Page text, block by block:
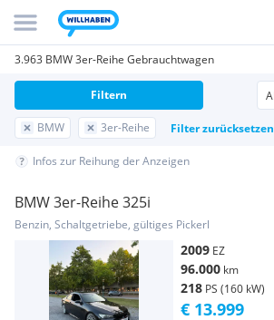
3.963 BMW 3er-Reihe Gebrauchtwagen
BMW 3er-Reihe Filter zurücksetzen
Filtern
Infos zur Reihung der Anzeigen
BMW 3er-Reihe 325i
Benzin, Schaltgetriebe, gültiges Pickerl
2009 EZ
96.000 km
218 PS (160 kW)
€ 13.999